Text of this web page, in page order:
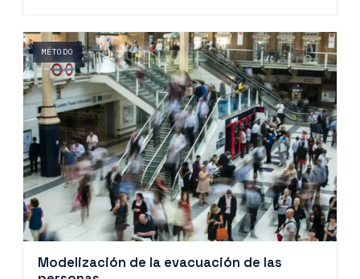
MÉTODO
Modelización de la evacuación de las